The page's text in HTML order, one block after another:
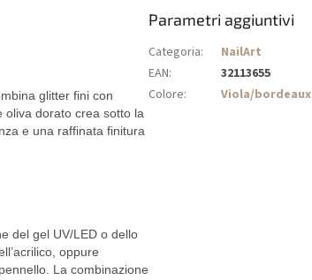
glitter fini con
oliva dorato crea sotto la
e una raffinata finitura
del gel UV/LED o dello
oppure
La combinazione
Parametri aggiuntivi
Categoria:
NailArt
EAN:
32113655
Colore: Viola/bordeaux